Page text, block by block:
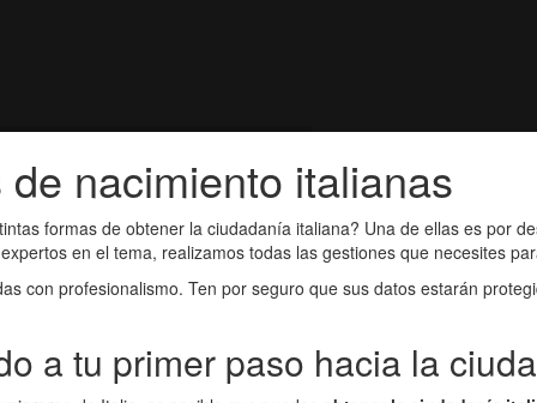
de nacimiento italianas
formas de obtener la ciudadanía italiana? Una de ellas es por
en el tema, realizamos todas las gestiones que necesites
con profesionalismo. Ten por seguro que sus datos estarán
a tu primer paso hacia la